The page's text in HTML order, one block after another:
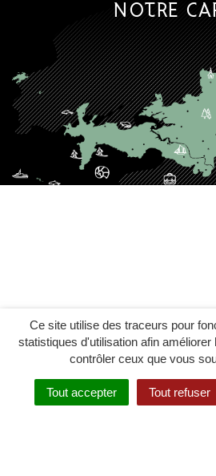
Ce site utilise des traceurs pour
statistiques d'utilisation afin
contrôler ceux que vous
Tout accepter Tout refuser
NOTRE